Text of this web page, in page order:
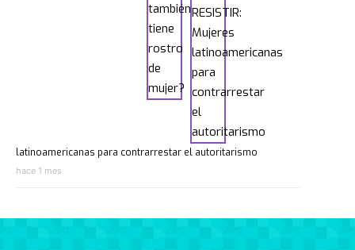
latinoamericanas para contrarrestar el autoritarismo
hace 1 mes